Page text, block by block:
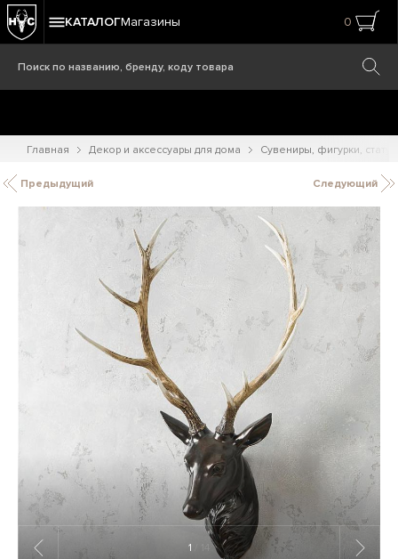
КАТАЛОГМагазины 0
Главная Декор и аксессуары для дома Сувениры, фигурки,
Предыдущий Следующий
1 / 14